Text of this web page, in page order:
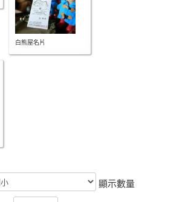
白熊屋名片
顯示數量